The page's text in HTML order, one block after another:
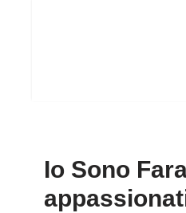
Io Sono